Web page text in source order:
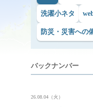
洗濯小ネタ
防災・災害への
バックナンバー
26.08.04（火）